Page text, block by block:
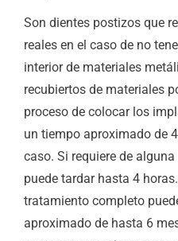
Son dientes postizos que
reales en el caso de no
interior de materiales
recubiertos de materiales
proceso de colocar los
un tiempo aproximado de
caso. Si requiere de
puede tardar hasta 4
tratamiento completo
aproximado de hasta 6